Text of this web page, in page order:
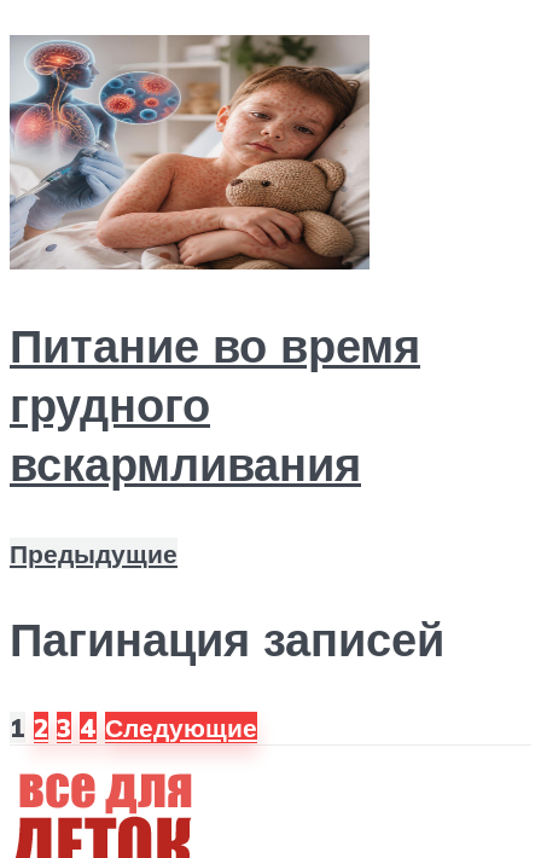
Питание во время
грудного
вскармливания
Предыдущие
Пагинация записей
1 2 3 4 Следующие